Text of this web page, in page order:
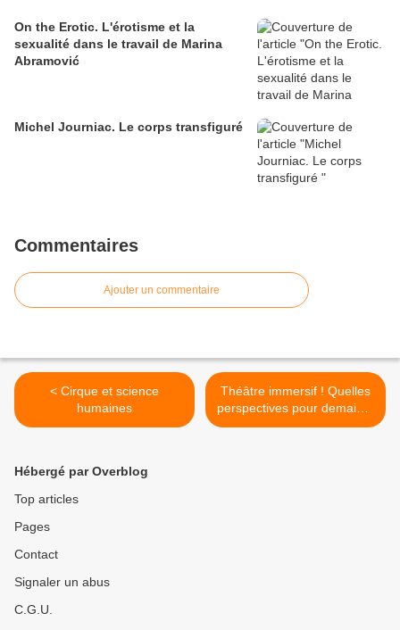
On the Erotic. L'érotisme et la
sexualité dans le travail de Marina
Abramović
Michel Journiac. Le corps transfiguré
Commentaires
Ajouter un commentaire
< Cirque et science
humaines
Théâtre immersif ! Quelles
perspectives pour demain ?
>
Hébergé par Overblog
Top articles
Pages
Contact
Signaler un abus
C.G.U.